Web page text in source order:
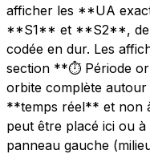
afficher les **UA
**S1** et **S2**, de
codée en dur. Les
section **⏱ Période
orbite complète
**temps réel** et non
peut être placé ici ou
panneau gauche